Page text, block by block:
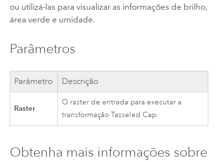
ou utilizá-las para visualizar as informações de brilho,
área verde e umidade.
Parâmetros
Parâmetro Descrição
Raster
O raster de entrada para executar a
transformação Tasseled Cap.
Obtenha mais informações sobre